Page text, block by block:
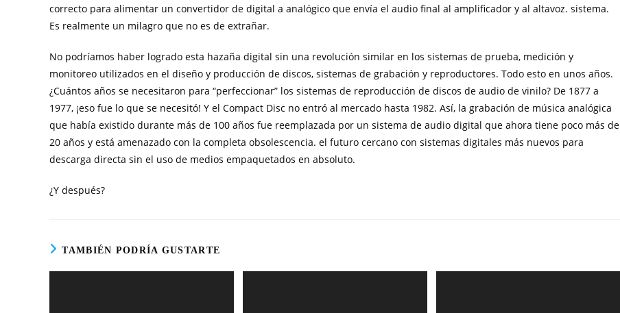
correcto para alimentar un convertidor de digital a analógico que envía el audio final al amplificador y al altavoz. sistema.
Es realmente un milagro que no es de extrañar.
No podríamos haber logrado esta hazaña digital sin una revolución similar en los sistemas de prueba, medición y
monitoreo utilizados en el diseño y producción de discos, sistemas de grabación y reproductores. Todo esto en unos años.
¿Cuántos años se necesitaron para “perfeccionar” los sistemas de reproducción de discos de audio de vinilo? De 1877 a
1977, ¡eso fue lo que se necesitó! Y el Compact Disc no entró al mercado hasta 1982. Así, la grabación de música analógica
que había existido durante más de 100 años fue reemplazada por un sistema de audio digital que ahora tiene poco más de
20 años y está amenazado con la completa obsolescencia. el futuro cercano con sistemas digitales más nuevos para
descarga directa sin el uso de medios empaquetados en absoluto.
¿Y después?
TAMBIÉN PODRÍA GUSTARTE